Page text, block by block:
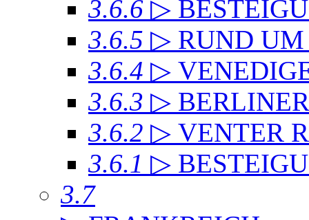
3.6.6 ▷
3.6.5 ▷ RUND
3.6.4 ▷
3.6.3 ▷
3.6.2 ▷ VENTER
3.6.1 ▷
3.7